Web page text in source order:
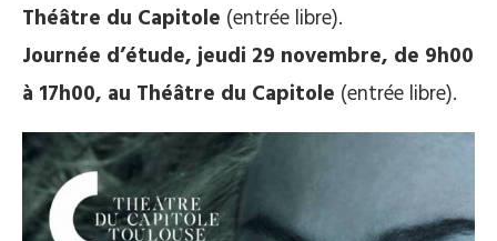
Théâtre du Capitole (entrée libre).
Journée d’étude, jeudi 29 novembre, de 9h00
à 17h00, au Théâtre du Capitole (entrée libre).